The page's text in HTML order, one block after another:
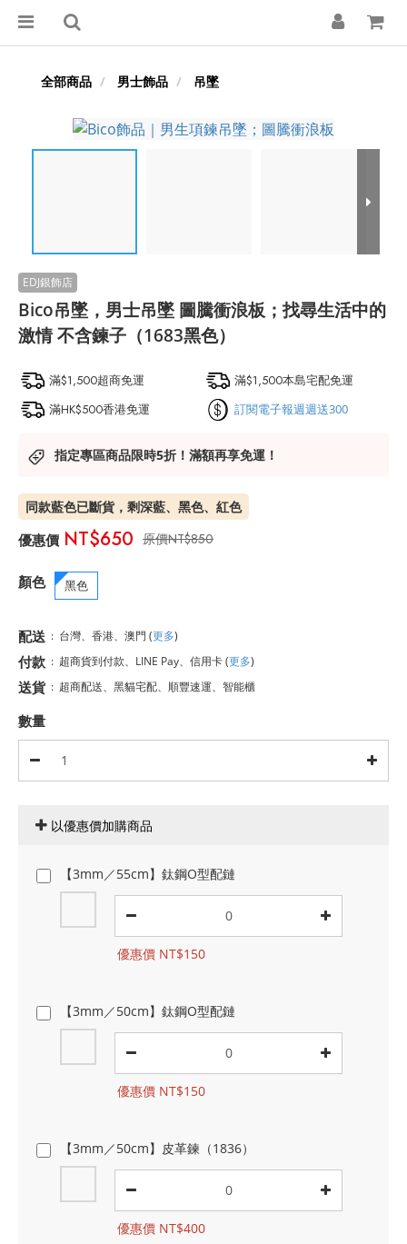
全部商品 男士飾品 吊墜
Bico吊墜，男士吊墜 圖騰衝浪板；找尋生活中的
激情 不含鍊子（1683黑色）
滿$1,500超商免運
滿$1,500本島宅配免運
滿HK$500香港免運
訂閱電子報週週送300
指定專區商品限時5折！滿額再享免運！
同款藍色已斷貨，剩深藍、黑色、紅色
NT$850
NT$650
顏色 黑色
配送 : 台灣、香港、澳門 (更多)
付款 : 超商貨到付款、LINE Pay、信用卡(更多)
送貨 : 超商配送、黑貓宅配、順豐速運、智能櫃
數量
以優惠價加購商品
【3mm／55cm】鈦鋼O型配鏈
優惠價 NT$150
【3mm／50cm】鈦鋼O型配鏈
優惠價 NT$150
【3mm／50cm】皮革鍊（1836）
優惠價 NT$400